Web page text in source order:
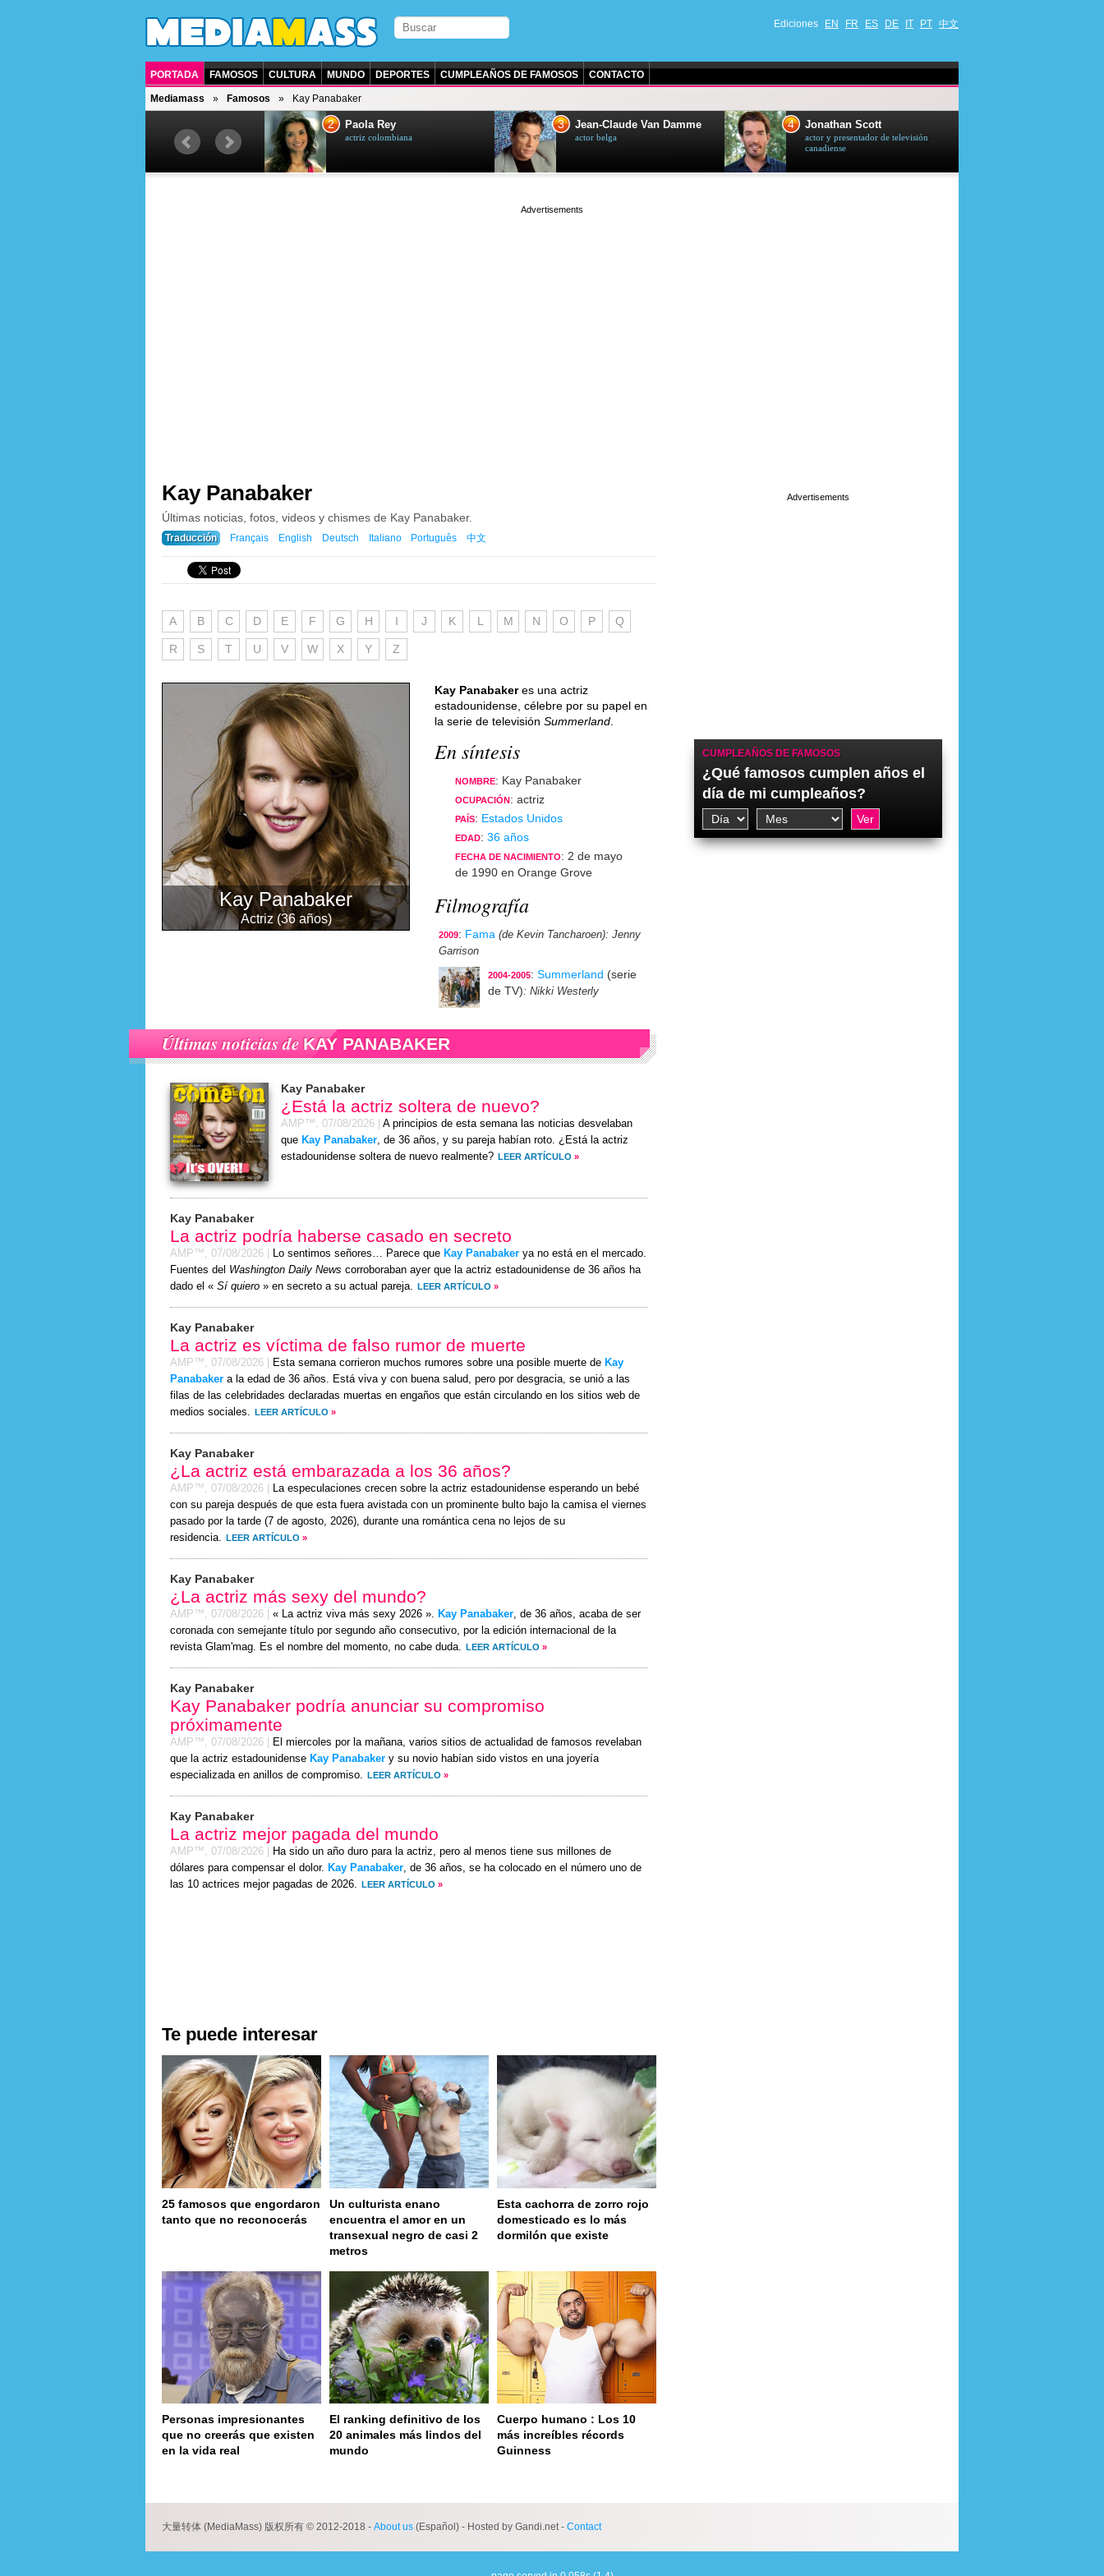
Ediciones EN FR ES DE IT PT 中文
PORTADA FAMOSOS CULTURA MUNDO DEPORTES CUMPLEAÑOS DE FAMOSOS CONTACTO
Mediamass Famosos Kay Panabaker
actor y presentador de televisión
2 Paola Rey
actriz colombiana
3 Jean-Claude Van Damme
actor belga
4 Jonathan Scott
actor y presentador de televisión
canadiense
Kay Panabaker
Últimas noticias, fotos, videos y chismes de Kay Panabaker.
Traducción Français English Deutsch Italiano Português 中文
A B C D E F G H I J K L M N O P Q
R S T U V W X Y Z
Kay Panabaker
Actriz (36 años)
Kay Panabakeres una actriz
estadounidense, célebre por su papel en
la serie de televisión Summerland
En síntesis
NOMBRE: Kay Panabaker
OCUPACIÓN: actriz
PAÍS: Estados Unidos
EDAD: 36 años
FECHA DE NACIMIENTO: 2 de mayo
de 1990 en Orange Grove
Filmografía
2009: Fama (de Kevin Tancharoen): Jenny
Garrison
2004-2005: Summerland (serie
de TV): Nikki Westerly
Últimas noticias deKAY PANABAKER
Kay Panabaker
¿Está la actriz soltera de nuevo?
AMP™, 07/08/2026
A principios de esta semana las noticias desvelaban
que Kay Panabaker, de 36 años, y su pareja habían roto. ¿Está la actriz
estadounidense soltera de nuevo realmente? LEER ARTÍCULO »
Kay Panabaker
La actriz podría haberse casado en secreto
AMP™, 07/08/2026 Lo sentimos señores… Parece que Kay Panabaker ya no está en el mercado.
Fuentes del Washington Daily News corroboraban ayer que la actriz estadounidense de 36 años ha
dado el « Sí quiero » en secreto a su actual pareja. LEER ARTÍCULO »
Kay Panabaker
La actriz es víctima de falso rumor de muerte
AMP™, 07/08/2026 Esta semana corrieron muchos rumores sobre una posible muerte de Kay
Panabaker a la edad de 36 años. Está viva y con buena salud, pero por desgracia, se unió a las
filas de las celebridades declaradas muertas en engaños que están circulando en los sitios web de
medios sociales. LEER ARTÍCULO »
Kay Panabaker
¿La actriz está embarazada a los 36 años?
AMP™, 07/08/2026
La especulaciones crecen sobre la actriz estadounidense esperando un bebé
con su pareja después de que esta fuera avistada con un prominente bulto bajo la camisa el viernes
pasado por la tarde (7 de agosto, 2026), durante una romántica cena no lejos de su
residencia. LEER ARTÍCULO »
Kay Panabaker
¿La actriz más sexy del mundo?
AMP™, 07/08/2026 « La actriz viva más sexy 2026 ». Kay Panabaker, de 36 años, acaba de ser
coronada con semejante título por segundo año consecutivo, por la edición internacional de la
revista Glam'mag. Es el nombre del momento, no cabe duda. LEER ARTÍCULO »
Kay Panabaker
Kay Panabaker podría anunciar su compromiso
próximamente
AMP™, 07/08/2026
El miercoles por la mañana, varios sitios de actualidad de famosos revelaban
que la actriz estadounidense Kay Panabaker y su novio habían sido vistos en una joyería
especializada en anillos de compromiso. LEER ARTÍCULO »
Kay Panabaker
La actriz mejor pagada del mundo
AMP™, 07/08/2026
Ha sido un año duro para la actriz, pero al menos tiene sus millones de
dólares para compensar el dolor. Kay Panabaker, de 36 años, se ha colocado en el número uno de
las 10 actrices mejor pagadas de 2026. LEER ARTÍCULO »
Te puede interesar
25 famosos que engordaron
tanto que no reconocerás
Un culturista enano
encuentra el amor en un
transexual negro de casi 2
metros
Esta cachorra de zorro rojo
domesticado es lo más
dormilón que existe
Personas impresionantes
que no creerás que existen
en la vida real
El ranking definitivo de los
20 animales más lindos del
mundo
Cuerpo humano : Los 10
más increíbles récords
Guinness
CUMPLEAÑOS DE FAMOSOS
¿Qué famosos cumplen años el
día de mi cumpleaños?
大量转体 (MediaMass) 版权所有 © 2012-2018 - About us (Español) - Hosted by Gandi.net - Contact